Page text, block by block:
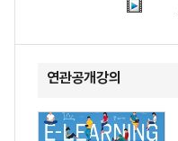
연관공개강의